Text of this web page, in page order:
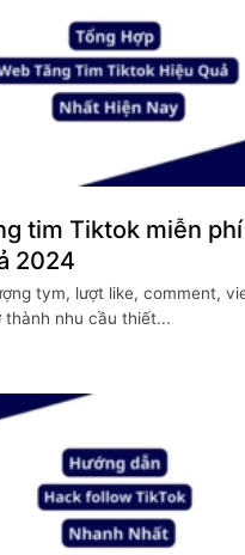
tim Tiktok miễn phí
2024
tym, lượt like, comment,
thành nhu cầu thiết...